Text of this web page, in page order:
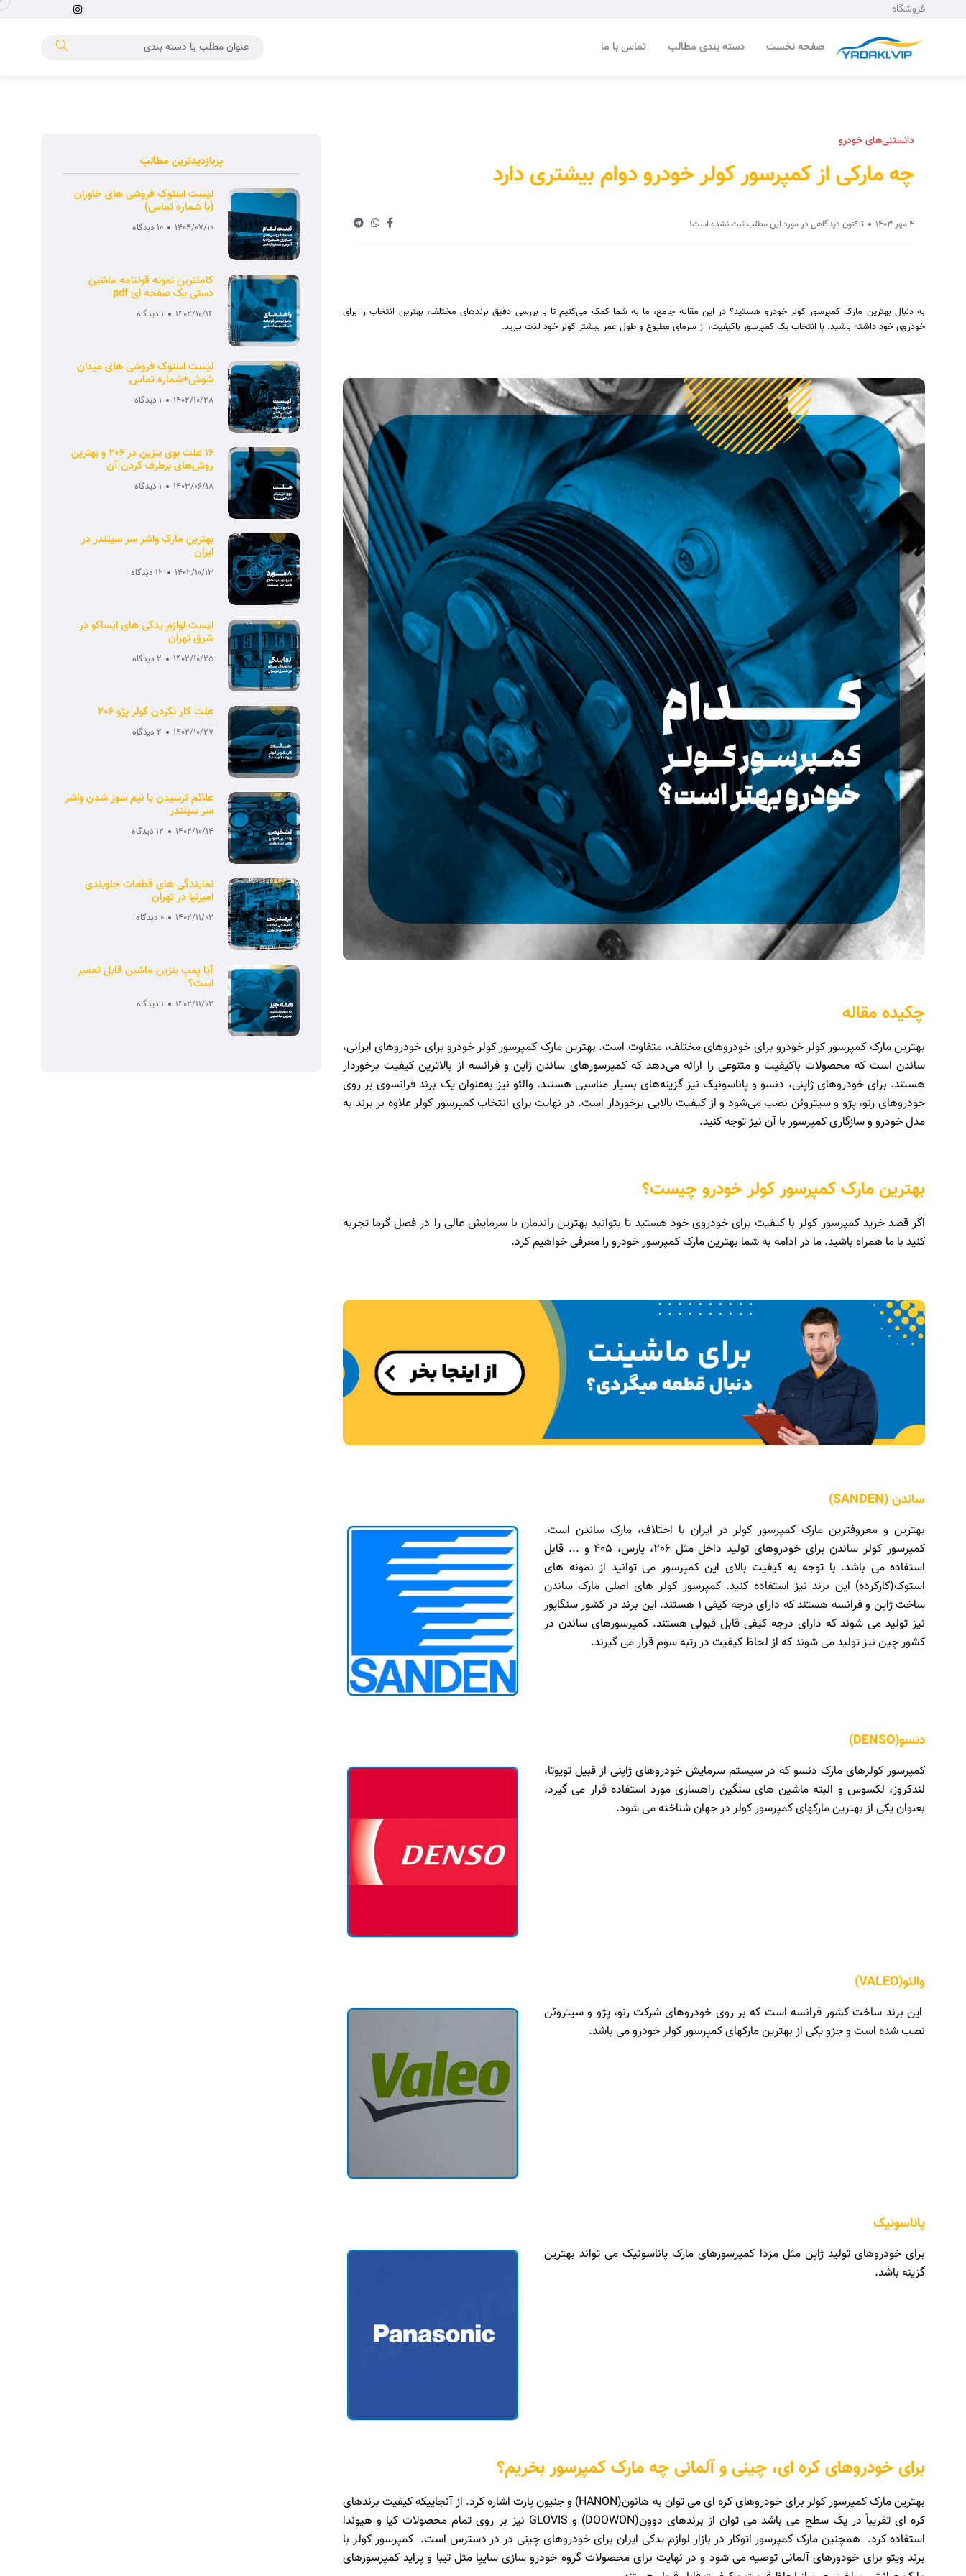
فروشگاه
صفحه نخست دسته بندی مطالب تماس با ما
دانستنی‌های خودرو
چه مارکی از کمپرسور کولر خودرو دوام بیشتری دارد
4 مهر 1403 تاکنون دیدگاهی در مورد این مطلب ثبت نشده است!
به دنبال بهترین مارک کمپرسور کولر خودرو هستید؟ در این مقاله جامع، ما به شما کمک می‌کنیم تا با بررسی دقیق برندهای مختلف، بهترین انتخاب را برای
خودروی خود داشته باشید. با انتخاب یک کمپرسور باکیفیت، از سرمای مطبوع و طول عمر بیشتر کولر خود لذت ببرید.
چکیده مقاله
بهترین مارک کمپرسور کولر خودرو برای خودروهای مختلف، متفاوت است. بهترین مارک کمپرسور کولر خودرو برای خودروهای ایرانی،
ساندن است که محصولات باکیفیت و متنوعی را ارائه می‌دهد که کمپرسورهای ساندن ژاپن و فرانسه از بالاترین کیفیت برخوردار
هستند. برای خودروهای ژاپنی، دنسو و پاناسونیک نیز گزینه‌های بسیار مناسبی هستند. والئو نیز به‌عنوان یک برند فرانسوی بر روی
خودروهای رنو، پژو و سیتروئن نصب می‌شود و از کیفیت بالایی برخوردار است. در نهایت برای انتخاب کمپرسور کولر علاوه بر برند به
مدل خودرو و سازگاری کمپرسور با آن نیز توجه کنید.
بهترین مارک کمپرسور کولر خودرو چیست؟
اگر قصد خرید کمپرسور کولر با کیفیت برای خودروی خود هستید تا بتوانید بهترین راندمان با سرمایش عالی را در فصل گرما تجربه
کنید با ما همراه باشید. ما در ادامه به شما بهترین مارک کمپرسور خودرو را معرفی خواهیم کرد.
ساندن (SANDEN)
بهترین و معروفترین مارک کمپرسور کولر در ایران با اختلاف، مارک ساندن است.
کمپرسور کولر ساندن برای خودروهای تولید داخل مثل 206، پارس، 405 و ... قابل
استفاده می باشد. با توجه به کیفیت بالای این کمپرسور می توانید از نمونه های
استوک(کارکرده) این برند نیز استفاده کنید. کمپرسور کولر های اصلی مارک ساندن
ساخت ژاپن و فرانسه هستند که دارای درجه کیفی 1 هستند. این برند در کشور سنگاپور
نیز تولید می شوند که دارای درجه کیفی قابل قبولی هستند. کمپرسورهای ساندن در
کشور چین نیز تولید می شوند که از لحاظ کیفیت در رتبه سوم قرار می گیرند.
دنسو(DENSO)
کمپرسور کولرهای مارک دنسو که در سیستم سرمایش خودروهای ژاپنی از قبیل تویوتا،
لندکروز، لکسوس و البته ماشین های سنگین راهسازی مورد استفاده قرار می گیرد،
بعنوان یکی از بهترین مارکهای کمپرسور کولر در جهان شناخته می شود.
والئو(VALEO)
این برند ساخت کشور فرانسه است که بر روی خودروهای شرکت رنو، پژو و سیتروئن
نصب شده است و جزو یکی از بهترین مارکهای کمپرسور کولر خودرو می باشد.
پاناسونیک
برای خودروهای تولید ژاپن مثل مزدا کمپرسورهای مارک پاناسونیک می تواند بهترین
گزینه باشد.
برای خودروهای کره ای، چینی و آلمانی چه مارک کمپرسور بخریم؟
بهترین مارک کمپرسور کولر برای خودروهای کره ای می توان به هانون(HANON) و جنیون پارت اشاره کرد. از آنجاییکه کیفیت برندهای
کره ای تقریباً در یک سطح می باشد می توان از برندهای دوون(DOOWON) و GLOVIS نیز بر روی تمام محصولات کیا و هیوندا
استفاده کرد. همچنین مارک کمپرسور اتوکار در بازار لوازم یدکی ایران برای خودروهای چینی در در دسترس است. کمپرسور کولر با
برند ویتو برای خودورهای آلمانی توصیه می شود و در نهایت برای محصولات گروه خودرو سازی سایپا مثل تیبا و پراید کمپرسورهای
پربازدیدترین مطالب
لیست استوک فروشی های خاوران
(با شماره تماس)
1404/07/10 10 دیدگاه
کاملترین نمونه قولنامه ماشین
دستی یک صفحه ای pdf
1402/10/14 1 دیدگاه
لیست استوک فروشی های میدان
شوش+شماره تماس
1402/10/28 1 دیدگاه
16 علت بوی بنزین در 206 و بهترین
روش‌های برطرف کردن آن
1403/06/18 1 دیدگاه
بهترین مارک واشر سر سیلندر در
ایران
1402/10/13 12 دیدگاه
لیست لوازم یدکی های ایساکو در
شرق تهران
1402/10/25 2 دیدگاه
علت کار نکردن کولر پژو 206
1402/10/27 2 دیدگاه
علائم ترسیدن یا نیم سوز شدن واشر
سر سیلندر
1402/10/14 12 دیدگاه
نمایندگی های قطعات جلوبندی
امیرنیا در تهران
1402/11/02 0 دیدگاه
آیا پمپ بنزین ماشین قابل تعمیر
است؟
1402/11/02 1 دیدگاه